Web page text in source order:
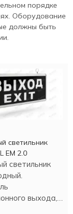
порядке
Оборудование
должны быть
светильник
EM 2.0
светильник
выхода,